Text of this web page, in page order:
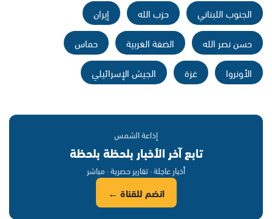
الجنوب اللبناني حزب الله
إيران
حسن نصر الله
الضفة الغربية
حماس
الأونروا
غزة الجيش الإسرائيلي
إذاعة الشمس
تابع آخر الأخبار بلحظة بلحظة
أخبار عاجلة · تقارير حصرية · مباشر
انضم للقناة ←